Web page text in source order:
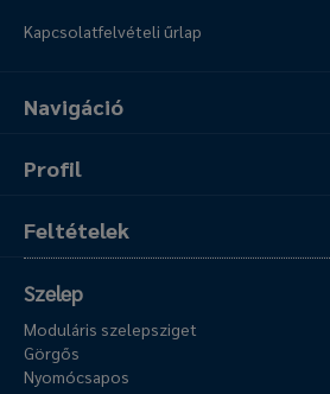
Navigáció
Profil
Feltételek
Kapcsolatfelvételi űrlap
Szelep
Moduláris szelepsziget
Görgős
Nyomócsapos